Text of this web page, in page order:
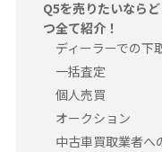
Q5を売りたいなら
つ全て紹介！
ディーラーでの下
一括査定
個人売買
オークション
中古車買取業者へ